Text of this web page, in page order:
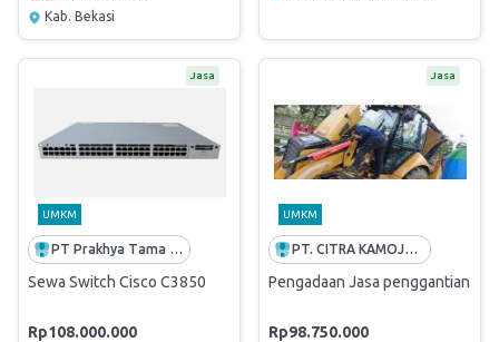
Kab. Bekasi
Jasa
UMKM
PT Prakhya Tama Cakrawala
Sewa Switch Cisco C3850
Rp108.000.000
Jasa
UMKM
PT. CITRA KAMOJANG SEJAHTERA
Pengadaan Jasa penggantian
Rp98.750.000